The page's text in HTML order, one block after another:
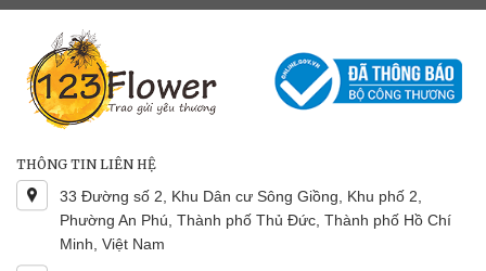
THÔNG TIN LIÊN HỆ
33 Đường số 2, Khu Dân cư Sông Giồng, Khu phố 2,
Phường An Phú, Thành phố Thủ Đức, Thành phố Hồ Chí
Minh, Việt Nam